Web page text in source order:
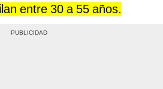
entre 30 a 55 años.